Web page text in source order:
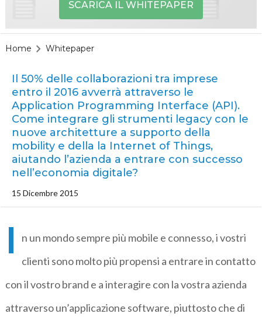
SCARICA IL WHITEPAPER
Home Whitepaper
Il 50% delle collaborazioni tra imprese
entro il 2016 avverrà attraverso le
Application Programming Interface (API).
Come integrare gli strumenti legacy con le
nuove architetture a supporto della
mobility e della la Internet of Things,
aiutando l’azienda a entrare con successo
nell’economia digitale?
15 Dicembre 2015
I
n un mondo sempre più mobile e connesso, i vostri
clienti sono molto più propensi a entrare in contatto
con il vostro brand e a interagire con la vostra azienda
attraverso un’applicazione software, piuttosto che di